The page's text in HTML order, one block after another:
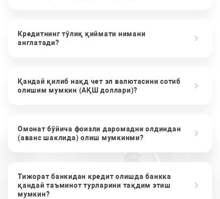
Кредитнинг тўлиқ қиймати нимани
англатади?
Қандай қилиб нақд чет эл валютасини сотиб
олишим мумкин (АҚШ доллари)?
Омонат бўйича фоизли даромадни олдиндан
(аванс шаклида) олиш мумкинми?
Тижорат банкидан кредит олишда банкка
қандай таъминот турларини тақдим этиш
мумкин?